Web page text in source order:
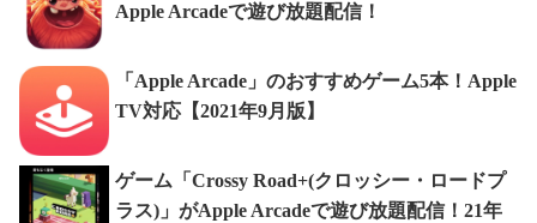
Apple Arcadeで遊び放題配信！
「Apple Arcade」のおすすめゲーム5本！Apple
TV対応【2021年9月版】
ゲーム「Crossy Road+(クロッシー・ロードプ
ラス)」がApple Arcadeで遊び放題配信！21年